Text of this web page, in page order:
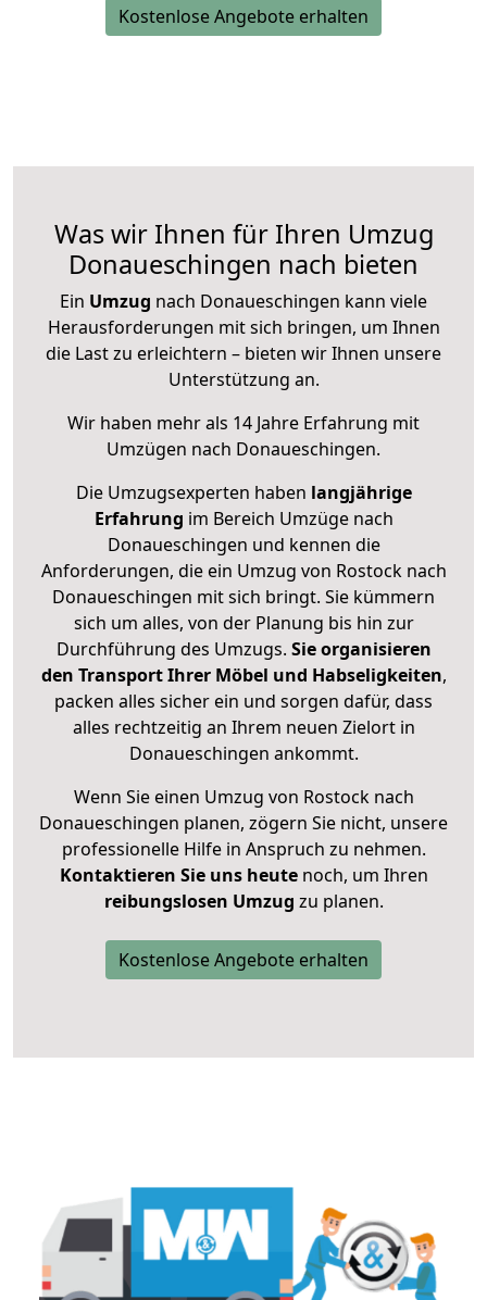
Kostenlose Angebote erhalten
Was wir Ihnen für Ihren Umzug
Donaueschingen nach bieten
Ein Umzug nach Donaueschingen kann viele
Herausforderungen mit sich bringen, um Ihnen
die Last zu erleichtern – bieten wir Ihnen unsere
Unterstützung an.
Wir haben mehr als 14 Jahre Erfahrung mit
Umzügen nach Donaueschingen.
Die Umzugsexperten haben langjährige
Erfahrung im Bereich Umzüge nach
Donaueschingen und kennen die
Anforderungen, die ein Umzug von Rostock nach
Donaueschingen mit sich bringt. Sie kümmern
sich um alles, von der Planung bis hin zur
Durchführung des Umzugs. Sie organisieren
den Transport Ihrer Möbel und Habseligkeiten,
packen alles sicher ein und sorgen dafür, dass
alles rechtzeitig an Ihrem neuen Zielort in
Donaueschingen ankommt.
Wenn Sie einen Umzug von Rostock nach
Donaueschingen planen, zögern Sie nicht, unsere
professionelle Hilfe in Anspruch zu nehmen.
Kontaktieren Sie uns heutenoch, um Ihren
reibungslosen Umzug zu planen.
Kostenlose Angebote erhalten